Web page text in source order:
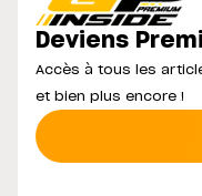
Deviens
Accès à tous les
et bien plus encore !